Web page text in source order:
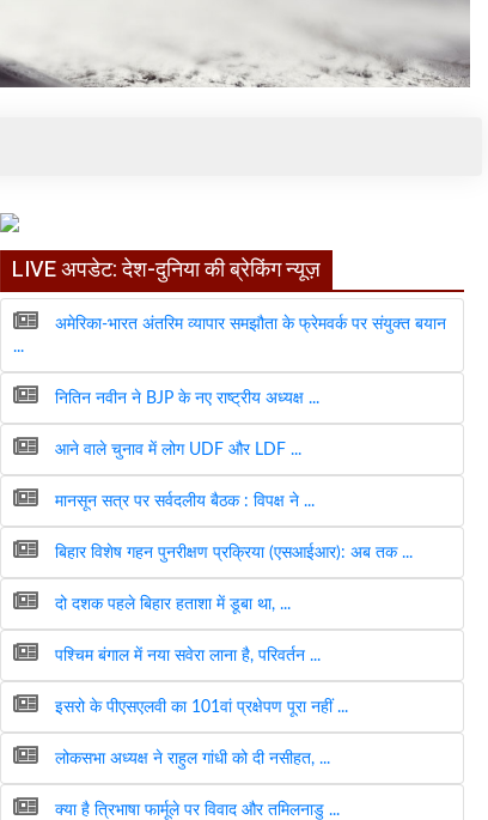
LIVE अपडेट: देश-दुनिया की ब्रेकिंग न्यूज़
अमेरिका-भारत अंतरिम व्यापार समझौता के फ्रेमवर्क पर संयुक्त बयान
...
नितिन नवीन ने BJP के नए राष्ट्रीय अध्यक्ष ...
आने वाले चुनाव में लोग UDF और LDF ...
मानसून सत्र पर सर्वदलीय बैठक : विपक्ष ने ...
बिहार विशेष गहन पुनरीक्षण प्रक्रिया (एसआईआर): अब तक ...
दो दशक पहले बिहार हताशा में डूबा था, ...
पश्चिम बंगाल में नया सवेरा लाना है, परिवर्तन ...
इसरो के पीएसएलवी का 101वां प्रक्षेपण पूरा नहीं ...
लोकसभा अध्यक्ष ने राहुल गांधी को दी नसीहत, ...
क्या है त्रिभाषा फार्मूले पर विवाद और तमिलनाडु ...